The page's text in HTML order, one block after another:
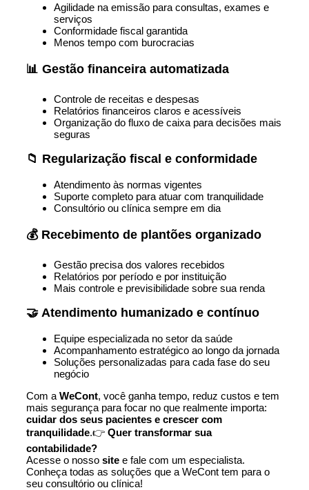
Agilidade na emissão para consultas, exames e
serviços
Conformidade fiscal garantida
Menos tempo com burocracias
📊 Gestão financeira automatizada
Controle de receitas e despesas
Relatórios financeiros claros e acessíveis
Organização do fluxo de caixa para decisões mais
seguras
📁 Regularização fiscal e conformidade
Atendimento às normas vigentes
Suporte completo para atuar com tranquilidade
Consultório ou clínica sempre em dia
💰 Recebimento de plantões organizado
Gestão precisa dos valores recebidos
Relatórios por período e por instituição
Mais controle e previsibilidade sobre sua renda
🤝 Atendimento humanizado e contínuo
Equipe especializada no setor da saúde
Acompanhamento estratégico ao longo da jornada
Soluções personalizadas para cada fase do seu
negócio
Com a WeCont, você ganha tempo, reduz custos e tem
mais segurança para focar no que realmente importa:
cuidar dos seus pacientes e crescer com
tranquilidade.👉 Quer transformar sua
contabilidade?
Acesse o nosso site e fale com um especialista.
Conheça todas as soluções que a WeCont tem para o
seu consultório ou clínica!